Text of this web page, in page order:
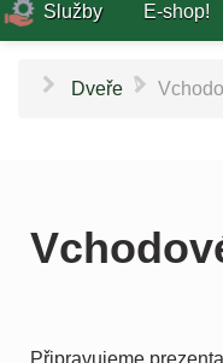
Služby E-shop!
Dveře \
Připravujeme